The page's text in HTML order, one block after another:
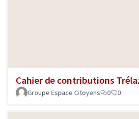
Cahier de contributions
Groupe Espace Citoyens
0 0